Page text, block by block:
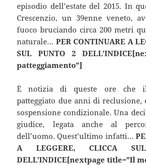
episodio dell’estate del 2015. In
Crescenzio, un 39enne veneto,
fuoco bruciando circa 200 metri
naturale… PER CONTINUARE A
SUL PUNTO 2
patteggiamento”]
È notizia di queste ore che
patteggiato due anni di reclusione,
sospensione condizionale. Una
giudice, legata anche al
dell’uomo. Quest’ultimo infatti…
A LEGGERE, CLICCA
DELL’INDICE[nextpage title=”Il